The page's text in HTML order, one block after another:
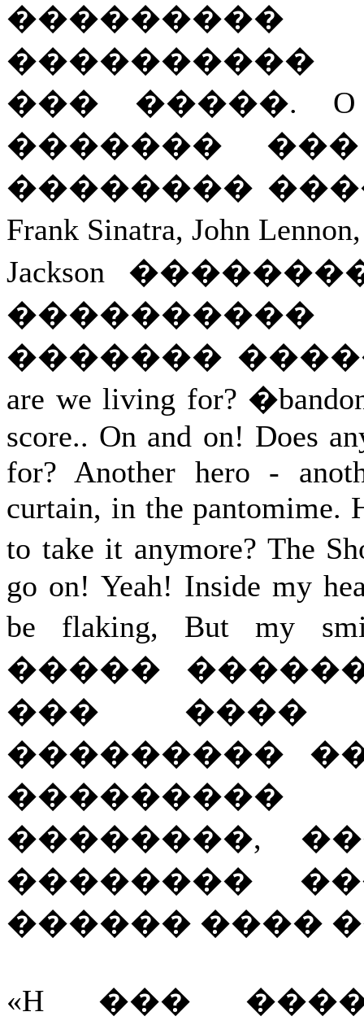
���������
����������
��� �����. O
�������
��������
Frank Sinatra, John
Jackson
�������
are we living for?
score.. On and on! Does
for? Another hero -
curtain, in the pantomime.
to take it anymore? The
go on! Yeah! Inside my
be flaking, But my
�����
��� ����
���������
��������,
��������
������ ����
«H ���